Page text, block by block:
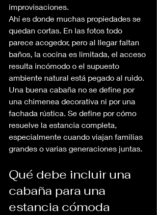
improvisaciones.
Ahí es donde muchas propiedades se
quedan cortas. En las fotos todo
parece acogedor, pero al llegar faltan
baños, la cocina es limitada, el acceso
resulta incómodo o el supuesto
ambiente natural está pegado al ruido.
Una buena cabaña no se define por
una chimenea decorativa ni por una
fachada rústica. Se define por cómo
resuelve la estancia completa,
especialmente cuando viajan familias
grandes o varias generaciones juntas.
Qué debe incluir una
cabaña para una
estancia cómoda